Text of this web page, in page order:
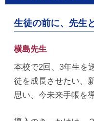
生徒の前に、先生
横島先生
本校で2回、3年生を
徒を成長させたい、
思い、今未来手帳を